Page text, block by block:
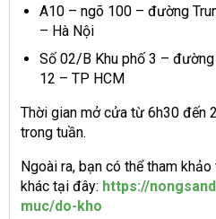
A10 – ngõ 100 – đường
– Hà Nội
Số 02/B Khu phố 3 –
12 – TP HCM
Thời gian mở cửa từ 6h30 đến
trong tuần.
Ngoài ra, bạn có thể tham
khác tại đây: https://
muc/do-kho